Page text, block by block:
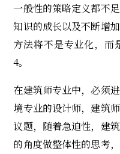
一般性的策略定义都不
知识的成长以及不断增
方法将不是专业化，而
4。
在建筑师专业中，必须
境专业的设计师，建筑
议题，随着急迫性，建
的角度做整体性的思考